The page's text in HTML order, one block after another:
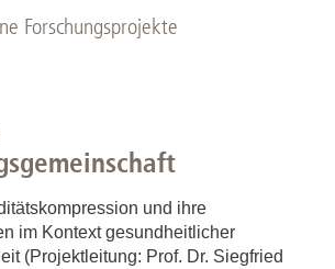
Forschungsprojekte
und ihre
im Kontext gesundheitlicher
(Projektleitung: Prof. Dr. Siegfried